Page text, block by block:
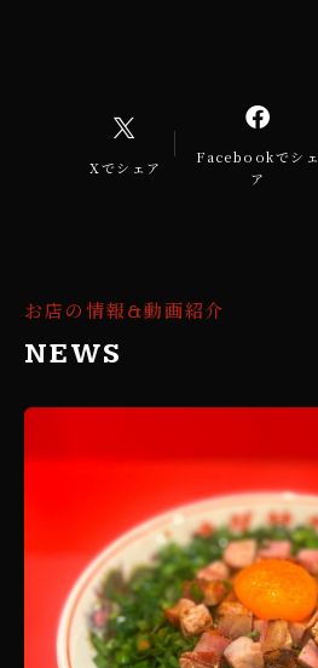
Xでシェア
Facebookでシェ
ア
お店の情報&動画紹介
NEWS